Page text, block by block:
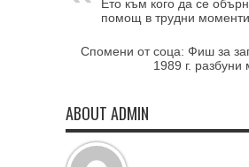
Ето към кого да се
помощ в трудни моменти
Спомени от соца: Фиш за
1989 г. разбуни
ABOUT ADMIN